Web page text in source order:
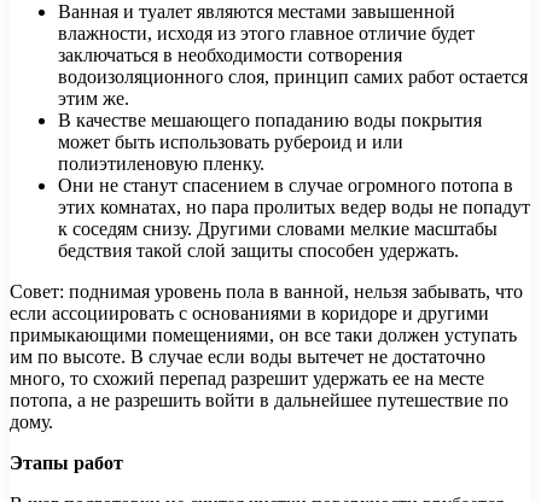
Ванная и туалет являются местами завышенной
влажности, исходя из этого главное отличие будет
заключаться в необходимости сотворения
водоизоляционного слоя, принцип самих работ остается
этим же.
В качестве мешающего попаданию воды покрытия
может быть использовать рубероид и или
полиэтиленовую пленку.
Они не станут спасением в случае огромного потопа в
этих комнатах, но пара пролитых ведер воды не попадут
к соседям снизу. Другими словами мелкие масштабы
бедствия такой слой защиты способен удержать.
Совет: поднимая уровень пола в ванной, нельзя забывать, что
если ассоциировать с основаниями в коридоре и другими
примыкающими помещениями, он все таки должен уступать
им по высоте. В случае если воды вытечет не достаточно
много, то схожий перепад разрешит удержать ее на месте
потопа, а не разрешить войти в дальнейшее путешествие по
дому.
Этапы работ